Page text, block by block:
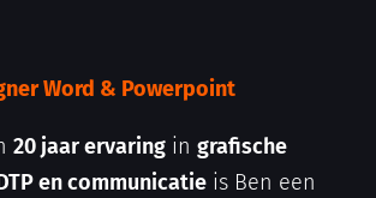
Word & Powerpoint
20 jaar ervaring in grafische
en communicatie is Ben een